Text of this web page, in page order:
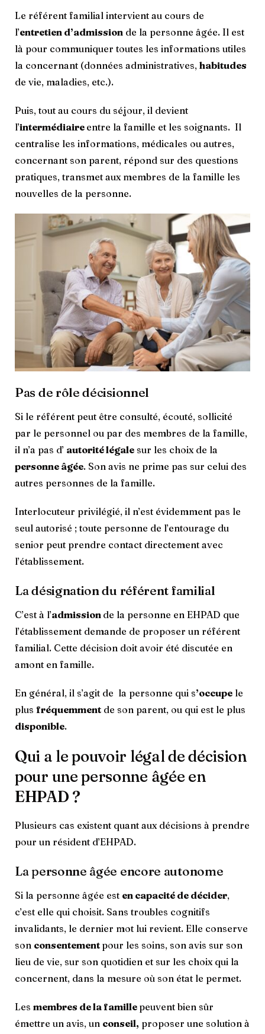
Le référent familial intervient au cours de
l’entretien d’admission de la personne âgée. Il est
là pour communiquer toutes les informations utiles
la concernant (données administratives, habitudes
de vie, maladies, etc.).
Puis, tout au cours du séjour, il devient
l’intermédiaire entre la famille et les soignants. Il
centralise les informations, médicales ou autres,
concernant son parent, répond sur des questions
pratiques, transmet aux membres de la famille les
nouvelles de la personne.
Pas de rôle décisionnel
Si le référent peut être consulté, écouté, sollicité
par le personnel ou par des membres de la famille,
il n’a pas d’ autorité légale sur les choix de la
personne âgée. Son avis ne prime pas sur celui des
autres personnes de la famille.
Interlocuteur privilégié, il n’est évidemment pas le
seul autorisé ; toute personne de l’entourage du
senior peut prendre contact directement avec
l’établissement.
La désignation du référent familial
C’est à l’admission de la personne en EHPAD que
l’établissement demande de proposer un référent
familial. Cette décision doit avoir été discutée en
amont en famille.
En général, il s’agit de la personne qui s’occupe le
plus fréquemment de son parent, ou qui est le plus
disponible.
Qui a le pouvoir légal de décision
pour une personne âgée en
EHPAD ?
Plusieurs cas existent quant aux décisions à prendre
pour un résident d’EHPAD.
La personne âgée encore autonome
Si la personne âgée est en capacité de décider,
c’est elle qui choisit. Sans troubles cognitifs
invalidants, le dernier mot lui revient. Elle conserve
son consentement pour les soins, son avis sur son
lieu de vie, sur son quotidien et sur les choix qui la
concernent, dans la mesure où son état le permet.
Les membres de la famille peuvent bien sûr
émettre un avis, un conseil, proposer une solution à